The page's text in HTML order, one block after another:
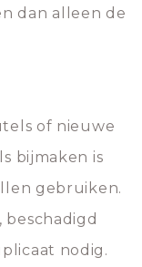
dan alleen de
of nieuwe
bijmaken is
gebruiken.
nodig.